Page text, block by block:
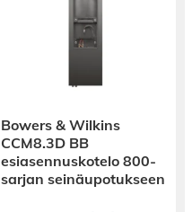
Bowers & Wilkins
CCM8.3D BB
esiasennuskotelo 800-
sarjan seinäupotukseen